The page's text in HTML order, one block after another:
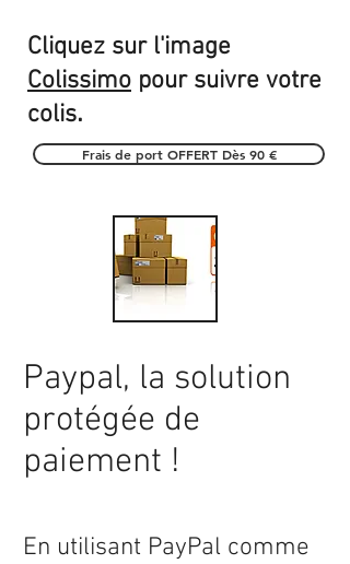
Cliquez sur l'image
Colissimo pour suivre votre
colis.
Frais de port OFFERT Dès 90 €
Paypal, la solution
protégée de
paiement !
En utilisant PayPal comme